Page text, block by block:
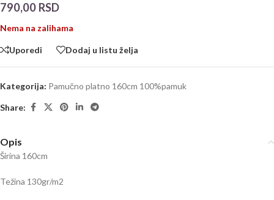
790,00 RSD
Nema na zalihama
Uporedi Dodaj u listu želja
Kategorija: Pamučno platno 160cm 100%pamuk
Share:
Opis
Širina 160cm
Težina 130gr/m2